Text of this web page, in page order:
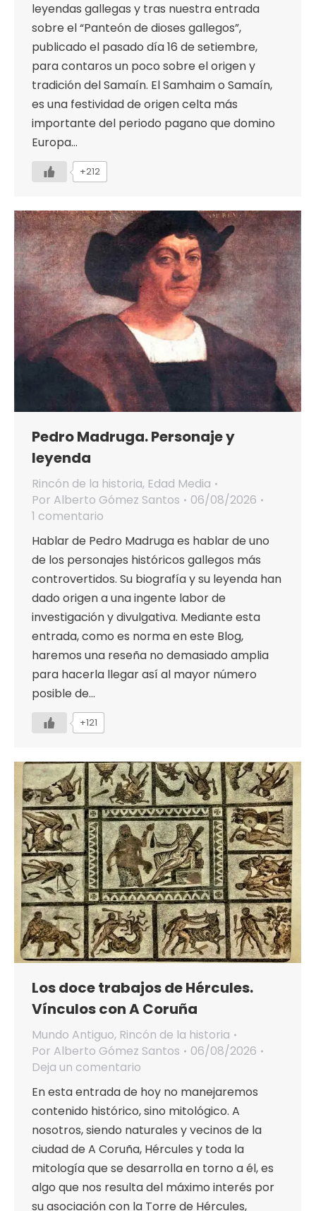
leyendas gallegas y tras nuestra entrada
sobre el “Panteón de dioses gallegos”,
publicado el pasado día 16 de setiembre,
para contaros un poco sobre el origen y
tradición del Samaín. El Samhaim o Samaín,
es una festividad de origen celta más
importante del periodo pagano que domino
Europa…
+212
Pedro Madruga. Personaje y
leyenda
Rincón de la historia, Edad Media
Por Alberto Gómez Santos
06/08/2026
1 comentario
Hablar de Pedro Madruga es hablar de uno
de los personajes históricos gallegos más
controvertidos. Su biografía y su leyenda han
dado origen a una ingente labor de
investigación y divulgativa. Mediante esta
entrada, como es norma en este Blog,
haremos una reseña no demasiado amplia
para hacerla llegar así al mayor número
posible de…
+121
Los doce trabajos de Hércules.
Vínculos con A Coruña
Mundo Antiguo, Rincón de la historia
Por Alberto Gómez Santos
06/08/2026
Deja un comentario
En esta entrada de hoy no manejaremos
contenido histórico, sino mitológico. A
nosotros, siendo naturales y vecinos de la
ciudad de A Coruña, Hércules y toda la
mitología que se desarrolla en torno a él, es
algo que nos resulta del máximo interés por
su asociación con la Torre de Hércules,